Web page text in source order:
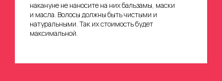
накануне не наносите на них бальзамы, маски
и масла. Волосы должны быть чистыми и
натуральными. Так их стоимость будет
максимальной.